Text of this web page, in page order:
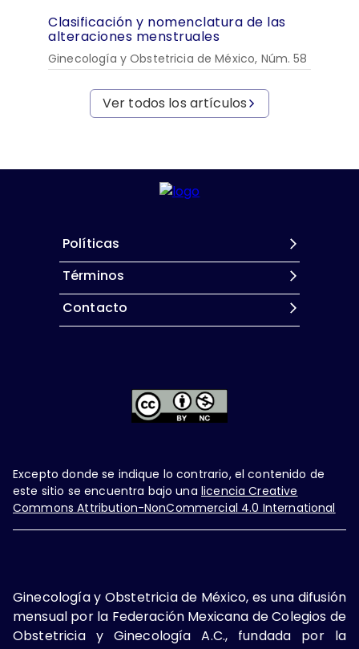
Clasificación y nomenclatura de las
alteraciones menstruales
Ginecología y Obstetricia de México, Núm. 58
Ver todos los artículos
Políticas
Términos
Contacto
Excepto donde se indique lo contrario, el contenido de
este sitio se encuentra bajo una licencia Creative
Commons Attribution-NonCommercial 4.0 International
Ginecología y Obstetricia de México, es una difusión
mensual por la Federación Mexicana de Colegios de
Obstetricia y Ginecología A.C., fundada por la